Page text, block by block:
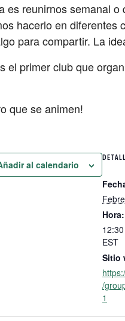
es reunirnos semanal
hacerlo en diferentes
para compartir. La
el primer club que
que se animen!
al calendario
Hora:
EST
Sitio
/
1